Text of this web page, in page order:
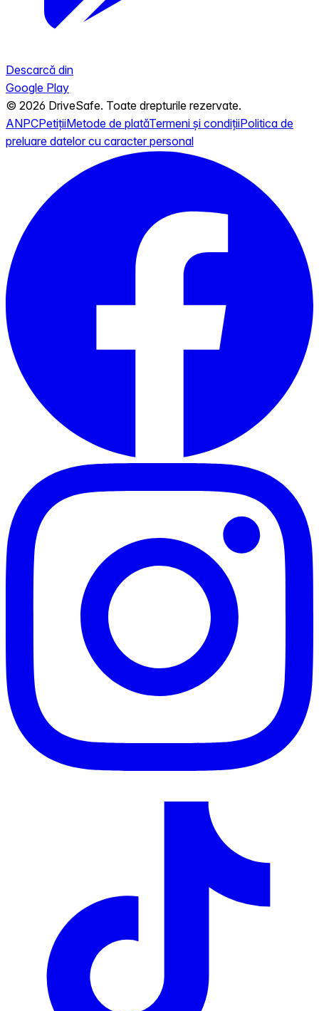
Descarcă din
Google Play
© 2026 DriveSafe. Toate drepturile rezervate.
ANPCPetițiiMetode de platăTermeni și condițiiPolitica de
preluare datelor cu caracter personal